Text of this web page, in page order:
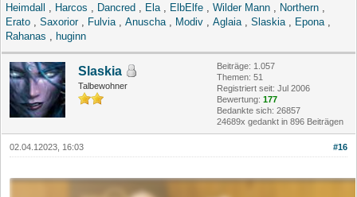
Heimdall
Harcos Dancred Ela ElbElfe Wilder Mann Northern
Erato
Saxorior, Fulvia Anuscha Modiv Aglaia Slaskia Epona
Rahanas
huginn
Slaskia
Talbewohner
Beiträge: 1.057
Themen: 51
Registriert seit: Jul 2006
Bewertung: 177
Bedankte sich: 26857
24689x gedankt in 896 Beiträgen
#16
02.04.12023, 16:03